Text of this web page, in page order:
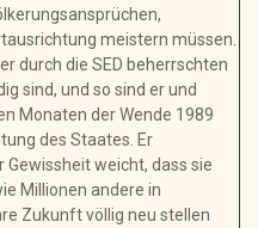
meistern müssen.
durch die SED beherrschten
sind, und so sind er und
Monaten der Wende 1989
des Staates. Er
weicht, dass sie
Millionen andere in
Zukunft völlig neu stellen